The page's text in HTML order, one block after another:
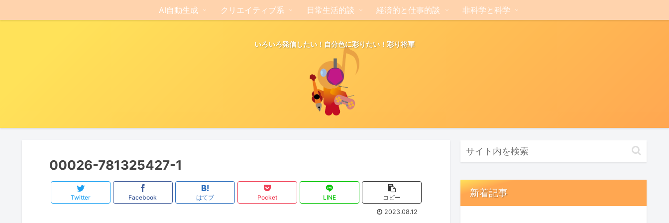
いろいろ発信したい！自分色に彩りたい！彩り将軍
AI自動生成 クリエイティブ系 日常生活的談 経済的と仕事的談 非科学と科学
00026-781325427-1
Twitter Facebook はてブ Pocket LINE
コピー
2023.08.12
新着記事